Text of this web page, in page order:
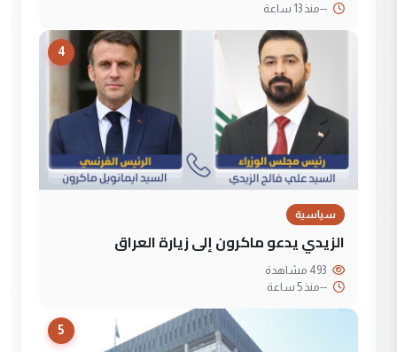
--منذ 13 ساعة
4
سياسية
الزيدي يدعو ماكرون إلى زيارة العراق
--منذ 5 ساعة
5